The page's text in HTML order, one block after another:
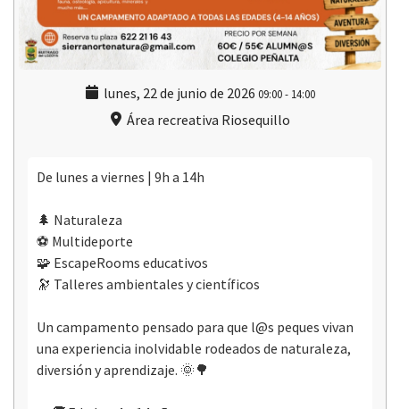
lunes, 22 de junio de 2026 09:00- 14:00
Área recreativa Riosequillo
De lunes a viernes | 9h a 14h
🌲 Naturaleza
⚽ Multideporte
🧩 EscapeRooms educativos
🔭 Talleres ambientales y científicos
Un campamento pensado para que l@s peques vivan
una experiencia inolvidable rodeados de naturaleza,
diversión y aprendizaje. 🌞🌳